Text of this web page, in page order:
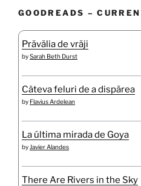
GOODREADS –
Prăvălia de vrăji
bySarah Beth Durst
Câteva feluri de a dispărea
by Flavius Ardelean
La última mirada de Goya
by Javier Alandes
There Are Rivers in the Sky